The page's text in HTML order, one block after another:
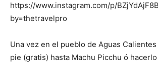
https://www.instagram.com/p/
by=thetravelpro
Una vez en el pueblo de Aguas
pie (gratis) hasta Machu Picchu ó